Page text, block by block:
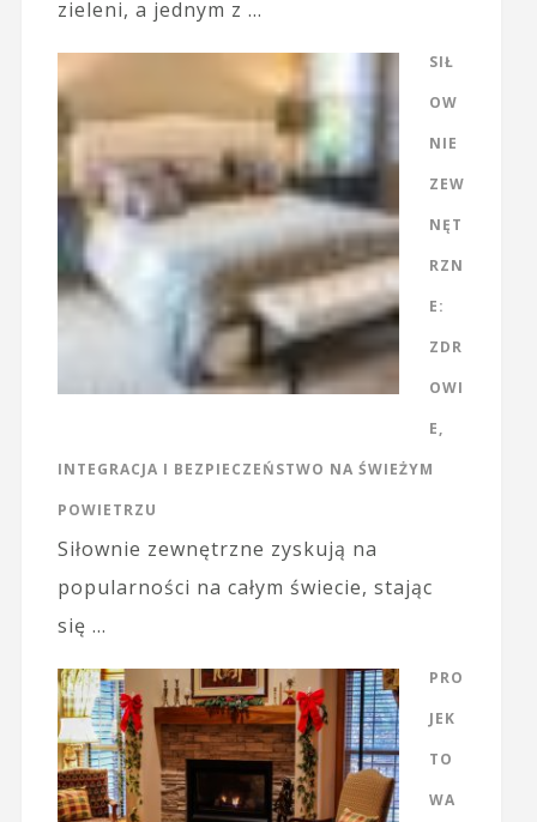
zieleni, a jednym z …
SIŁ
OW
NIE
ZEW
NĘT
RZN
E:
ZDR
OWI
E,
INTEGRACJA I BEZPIECZEŃSTWO NA ŚWIEŻYM
POWIETRZU
Siłownie zewnętrzne zyskują na
popularności na całym świecie, stając
się …
PRO
JEK
TO
WA